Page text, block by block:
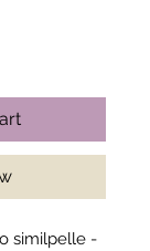
similpelle -